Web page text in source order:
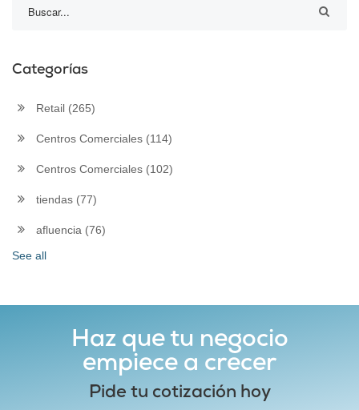
Categorías
Retail (265)
Centros Comerciales (114)
Centros Comerciales (102)
tiendas (77)
afluencia (76)
See all
Haz que tu negocio
empiece a crecer
Pide tu cotización hoy